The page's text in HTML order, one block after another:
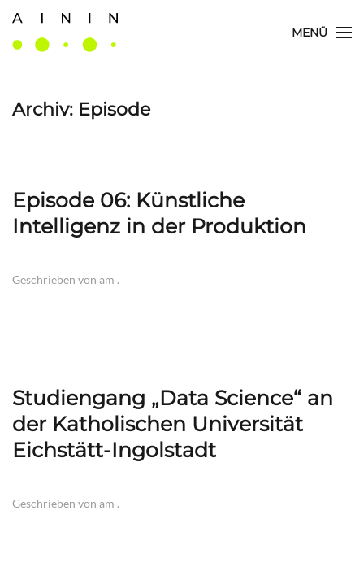
Skip
content
MENÜ
Archiv: Episode
Episode 06: Künstliche
Intelligenz in der Produktion
Geschrieben von am .
Studiengang „Data Science“ an
der Katholischen Universität
Eichstätt-Ingolstadt
Geschrieben von am .